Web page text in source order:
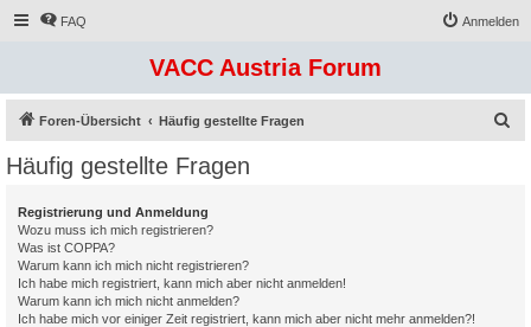
FAQ Anmelden
VACC Austria Forum
Foren-Übersicht Häufig gestellte Fragen
Häufig gestellte Fragen
Registrierung und Anmeldung
Wozu muss ich mich registrieren?
Was ist COPPA?
Warum kann ich mich nicht registrieren?
Ich habe mich registriert, kann mich aber nicht anmelden!
Warum kann ich mich nicht anmelden?
Ich habe mich vor einiger Zeit registriert, kann mich aber nicht mehr anmelden?!